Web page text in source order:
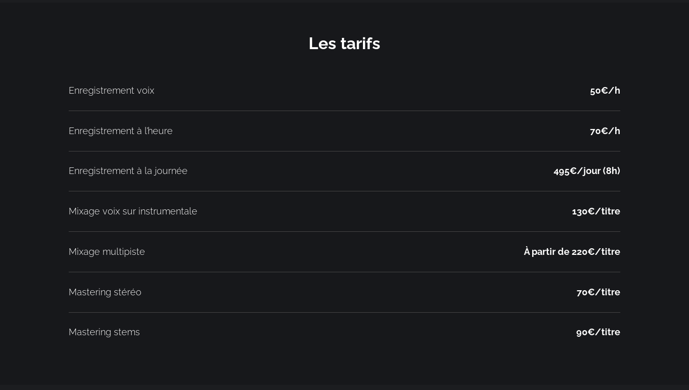
Les tarifs
Enregistrement voix 50€/h
Enregistrement à l’heure 70€/h
Enregistrement à la journée 495€/jour (8h)
Mixage voix sur instrumentale 130€/titre
Mixage multipiste À partir de 220€/titre
Mastering stéréo 70€/titre
Mastering stems 90€/titre